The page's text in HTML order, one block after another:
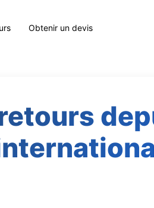
Obtenir un devis